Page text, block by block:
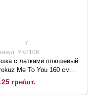
7
YK0106
с латками плюшевый
Me To You 160 см
(YK0106)
грн/шт.